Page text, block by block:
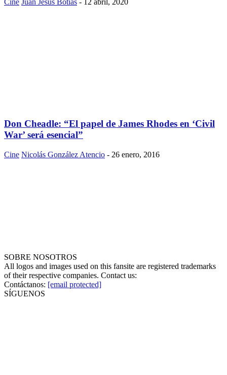
Don Cheadle: “El papel de James Rhodes en ‘Civil
War’ será esencial”
Cine Nicolás González Atencio - 26 enero, 2016
SOBRE NOSOTROS
All logos and images used on this fansite are registered trademarks
of their respective companies. Contact us:
Contáctanos: [email protected]
SÍGUENOS